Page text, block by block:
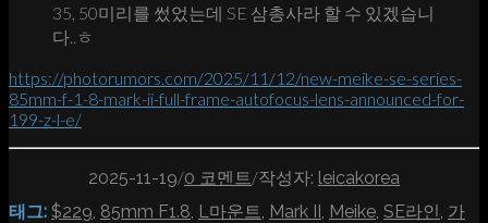
35, 50미리를 썼었는데 SE 삼총사라 할 수 있겠습니
다..ㅎ
https://photorumors.com/2025/11/12/new-meike-se-series-
85mm-f-1-8-mark-ii-full-frame-autofocus-lens-announced-for-
199-z-l-e/
2025-11-19/0 코멘트/작성자: leicakorea
태그: $229, 85mm F1.8, L마운트, Mark II, Meike, SE라인, 가